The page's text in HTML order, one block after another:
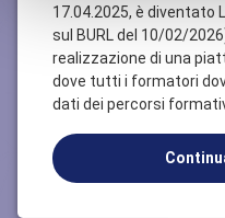
17.04.2025, è diventato
sul BURL del 10/02/
realizzazione di una
dove tutti i formatori
dati dei percorsi
LUOGHI
DI
LAVORO